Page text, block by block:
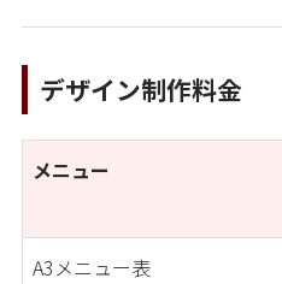
デザイン制作料金
メニュー
A3メニュー表